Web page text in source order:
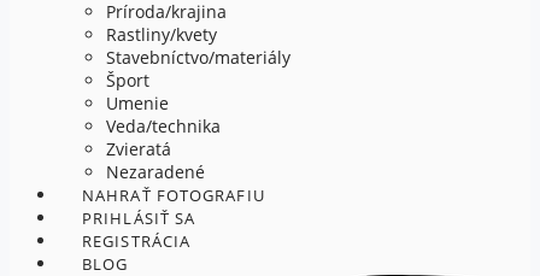
Príroda/krajina
Rastliny/kvety
Stavebníctvo/materiály
Šport
Umenie
Veda/technika
Zvieratá
Nezaradené
NAHRAŤ FOTOGRAFIU
PRIHLÁSIŤ SA
REGISTRÁCIA
BLOG